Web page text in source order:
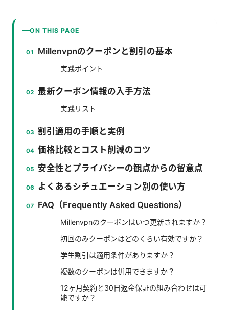
ON THIS PAGE
Millenvpnのクーポンと割引の基本
実践ポイント
最新クーポン情報の入手方法
実践リスト
割引適用の手順と実例
価格比較とコスト削減のコツ
安全性とプライバシーの観点からの留意点
よくあるシチュエーション別の使い方
FAQ（Frequently Asked Questions）
Millenvpnのクーポンはいつ更新されますか？
初回のみクーポンはどのくらい有効ですか？
学生割引は適用条件がありますか？
複数のクーポンは併用できますか？
12ヶ月契約と30日返金保証の組み合わせは可
能ですか？